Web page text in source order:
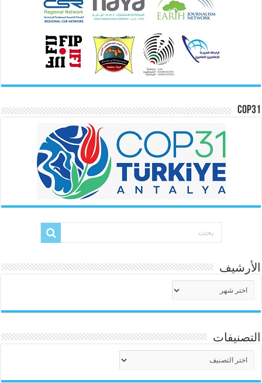
COP31
الأرشيف
التصنيفات